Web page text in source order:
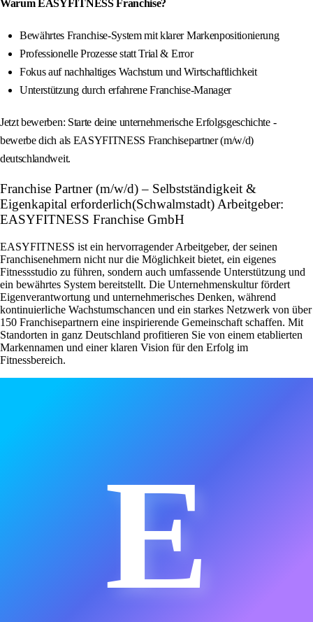
Warum EASYFITNESS Franchise?
Bewährtes Franchise-System mit klarer Markenpositionierung
Professionelle Prozesse statt Trial & Error
Fokus auf nachhaltiges Wachstum und Wirtschaftlichkeit
Unterstützung durch erfahrene Franchise-Manager
Jetzt bewerben: Starte deine unternehmerische Erfolgsgeschichte -
bewerbe dich als EASYFITNESS Franchisepartner (m/w/d)
deutschlandweit.
Franchise Partner (m/w/d) – Selbstständigkeit &
Eigenkapital erforderlich(Schwalmstadt) Arbeitgeber:
EASYFITNESS Franchise GmbH
EASYFITNESS ist ein hervorragender Arbeitgeber, der seinen
Franchisenehmern nicht nur die Möglichkeit bietet, ein eigenes
Fitnessstudio zu führen, sondern auch umfassende Unterstützung und
ein bewährtes System bereitstellt. Die Unternehmenskultur fördert
Eigenverantwortung und unternehmerisches Denken, während
kontinuierliche Wachstumschancen und ein starkes Netzwerk von über
150 Franchisepartnern eine inspirierende Gemeinschaft schaffen. Mit
Standorten in ganz Deutschland profitieren Sie von einem etablierten
Markennamen und einer klaren Vision für den Erfolg im
Fitnessbereich.
E